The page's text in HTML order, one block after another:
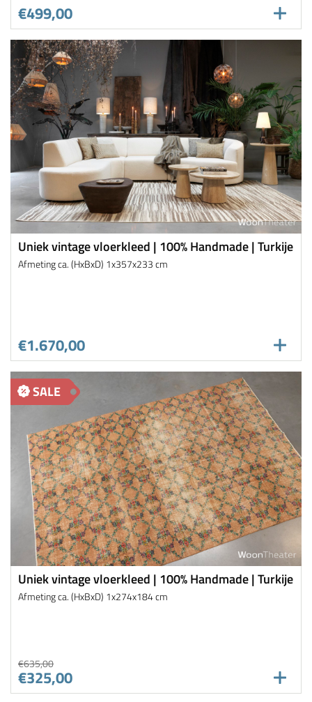
€499,00
Uniek vintage vloerkleed | 100% Handmade | Turkije
Afmeting ca. (HxBxD) 1x357x233 cm
€1.670,00
SALE
Uniek vintage vloerkleed | 100% Handmade | Turkije
Afmeting ca. (HxBxD) 1x274x184 cm
€635,00
€325,00